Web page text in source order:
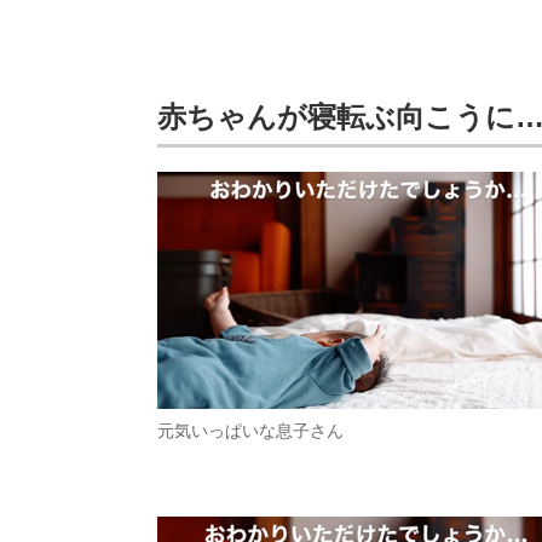
赤ちゃんが寝転ぶ向こう
元気いっぱいな息子さん